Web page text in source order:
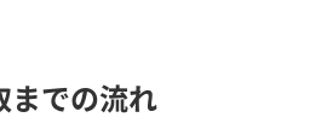
までの流れ